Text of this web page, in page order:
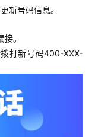
新号码信息。
。
打新号码400-XXX-